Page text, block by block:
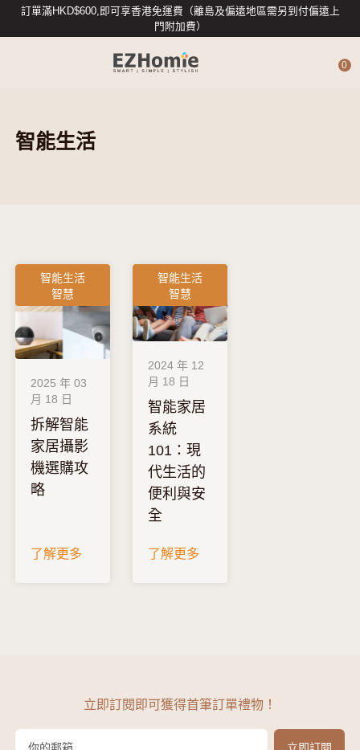
訂單滿HKD$600,即可享香港免運費（離島及偏遠地區需另到付偏遠上
門附加費）
4G攝影機
智能入戶
智能家居配件
促銷
0
智能生活
智能生活
智慧
2025 年 03
月 18 日
拆解智能
家居攝影
機選購攻
略
了解更多
智能生活
智慧
2024 年 12
月 18 日
智能家居
系統
101：現
代生活的
便利與安
全
了解更多
立即訂閱即可獲得首筆訂單禮物！